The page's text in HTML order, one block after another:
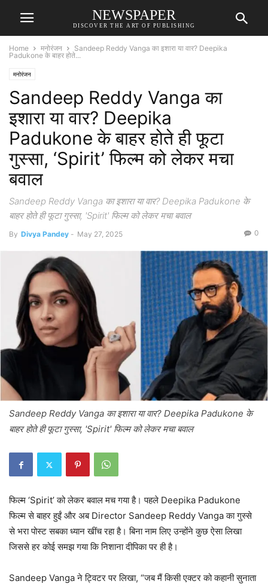
NEWSPAPER
DISCOVER THE ART OF PUBLISHING
Home मनोरंजन
Sandeep Reddy Vanga का इशारा या वार? Deepika
Padukone के बाहर होते...
मनोरंजन
Sandeep Reddy Vanga का
इशारा या वार? Deepika
Padukone के बाहर होते ही फूटा
गुस्सा, ‘Spirit’ फिल्म को लेकर मचा
बवाल
Sandeep Reddy Vanga का इशारा या वार? Deepika Padukone के
बाहर होते ही फूटा गुस्सा, 'Spirit' फिल्म को लेकर मचा बवाल
By Divya Pandey - May 27, 2025 0
Sandeep Reddy Vanga का इशारा या वार? Deepika Padukone के
बाहर होते ही फूटा गुस्सा, 'Spirit' फिल्म को लेकर मचा बवाल
फिल्म ‘Spirit’ को लेकर बवाल मच गया है। पहले Deepika Padukone
फिल्म से बाहर हुईं और अब Director Sandeep Reddy Vanga का गुस्से
से भरा पोस्ट सबका ध्यान खींच रहा है। बिना नाम लिए उन्होंने कुछ ऐसा लिखा
जिससे हर कोई समझ गया कि निशाना दीपिका पर ही है।
Sandeep Vanga ने ट्विटर पर लिखा, “जब मैं किसी एक्टर को कहानी सुनाता